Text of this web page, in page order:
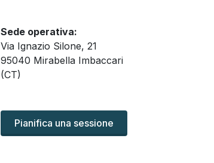
Sede operativa:
Via Ignazio Silone, 21
95040 Mirabella Imbaccari
(CT)
Pianifica una sessione